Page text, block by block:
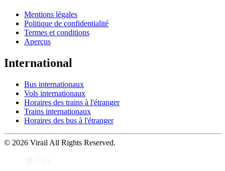
Mentions légales
Politique de confidentialité
Termes et conditions
Aperçus
International
Bus internationaux
Vols internationaux
Horaires des trains à l'étranger
Trains internationaux
Horaires des bus à l'étranger
© 2026 Virail All Rights Reserved.